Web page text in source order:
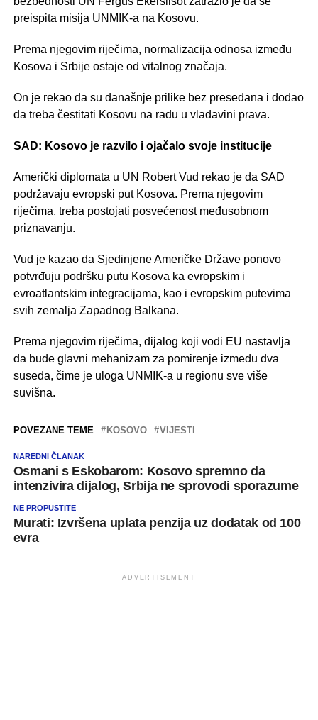
preispita misija UNMIK-a na Kosovu.
Prema njegovim riječima, normalizacija odnosa između
Kosova i Srbije ostaje od vitalnog značaja.
On je rekao da su današnje prilike bez presedana i dodao
da treba čestitati Kosovu na radu u vladavini prava.
SAD: Kosovo je razvilo i ojačalo svoje institucije
Američki diplomata u UN Robert Vud rekao je da SAD
podržavaju evropski put Kosova. Prema njegovim
riječima, treba postojati posvećenost međusobnom
priznavanju.
Vud je kazao da Sjedinjene Američke Države ponovo
potvrđuju podršku putu Kosova ka evropskim i
evroatlantskim integracijama, kao i evropskim putevima
svih zemalja Zapadnog Balkana.
Prema njegovim riječima, dijalog koji vodi EU nastavlja
da bude glavni mehanizam za pomirenje između dva
suseda, čime je uloga UNMIK-a u regionu sve više
suvišna.
POVEZANE TEME KOSOVO VIJESTI
NAREDNI ČLANAK
Osmani s Eskobarom: Kosovo spremno da
intenzivira dijalog, Srbija ne sprovodi sporazume
NE PROPUSTITE
Murati: Izvršena uplata penzija uz dodatak od 100
evra
ADVERTISEMENT